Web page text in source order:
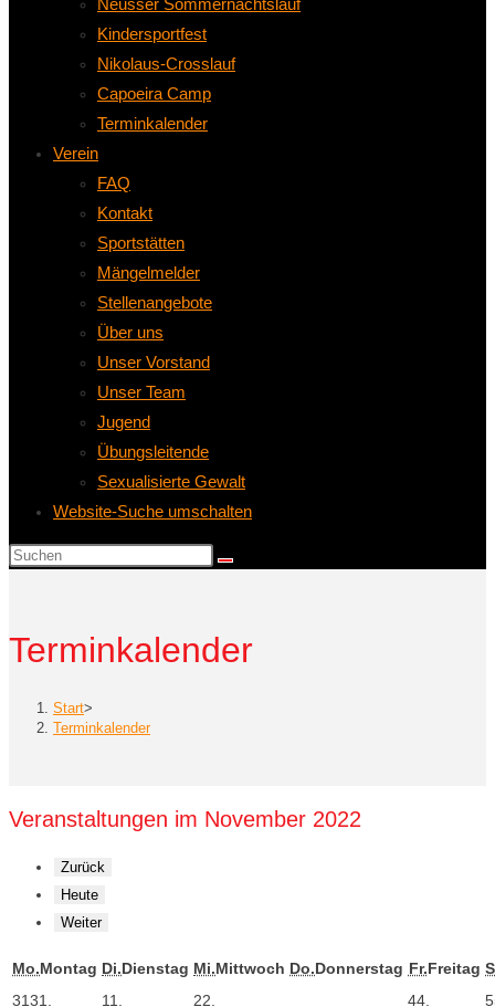
Neusser Sommernachtslauf
Kindersportfest
Nikolaus-Crosslauf
Capoeira Camp
Terminkalender
Verein
FAQ
Kontakt
Sportstätten
Mängelmelder
Stellenangebote
Über uns
Unser Vorstand
Unser Team
Jugend
Übungsleitende
Sexualisierte Gewalt
Website-Suche umschalten
Terminkalender
Start>
Terminkalender
Veranstaltungen im November 2022
Zurück
Heute
Weiter
Mo.Montag Di.Dienstag Mi.Mittwoch Do.Donnerstag Fr.Freitag
3131. 11. 22. 44. 5